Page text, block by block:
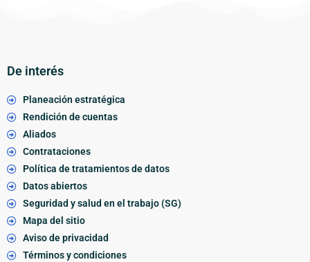
De interés
Planeación estratégica
Rendición de cuentas
Aliados
Contrataciones
Política de tratamientos de datos
Datos abiertos
Seguridad y salud en el trabajo (SG)
Mapa del sitio
Aviso de privacidad
Términos y condiciones